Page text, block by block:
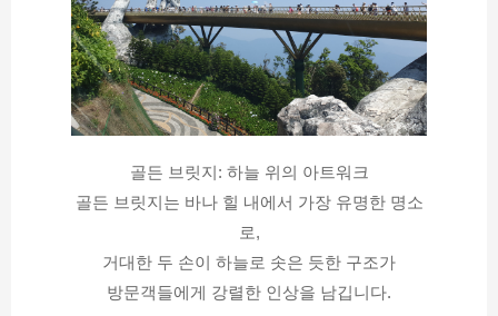
골든 브릿지: 하늘 위의 아트워크
골든 브릿지는 바나 힐 내에서 가장 유명한 명소
로,
거대한 두 손이 하늘로 솟은 듯한 구조가
방문객들에게 강렬한 인상을 남깁니다.